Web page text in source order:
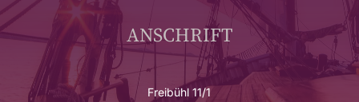
ANSCHRIFT
Freibühl 11/1